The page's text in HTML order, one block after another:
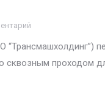
сквозным проходом